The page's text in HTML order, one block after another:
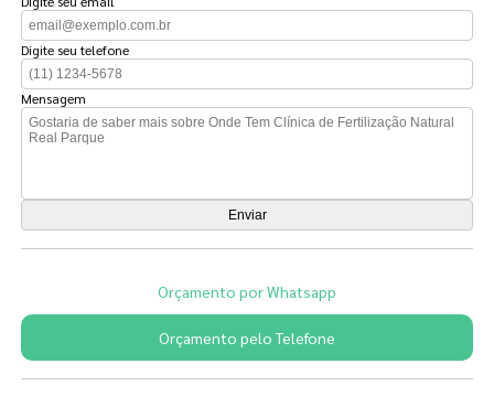
Digite seu telefone
Mensagem
Orçamento por Whatsapp
Orçamento pelo Telefone